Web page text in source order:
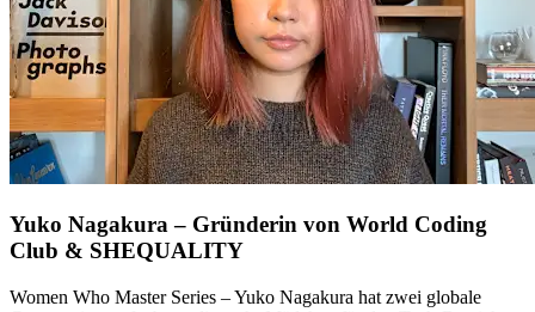
Yuko Nagakura – Gründerin von World Coding
Club & SHEQUALITY
Women Who Master Series – Yuko Nagakura hat zwei globale